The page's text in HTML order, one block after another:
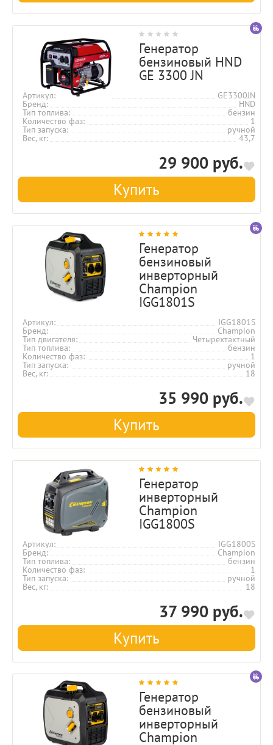
Генератор
бензиновый HND
GE 3300 JN
Артикул GE3300JN
Бренд HND
Тип топлива бензин
Количество фаз 1
Тип запуска ручной
Вес, кг 43,7
29 900 руб.
Купить
Генератор
бензиновый
инверторный
Champion
IGG1801S
Артикул IGG1801S
Бренд Champion
Тип двигателя Четырехтактный
Тип топлива бензин
Количество фаз 1
Тип запуска ручной
Вес, кг 18
35 990 руб.
Купить
Генератор
инверторный
Champion
IGG1800S
Артикул IGG1800S
Бренд Champion
Тип топлива бензин
Количество фаз 1
Тип запуска ручной
Вес, кг 18
37 990 руб.
Купить
Генератор
бензиновый
инверторный
Champion